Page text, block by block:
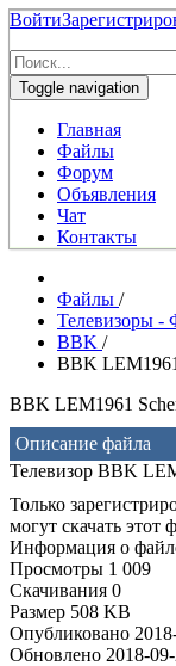
Войти
Toggle navigation
Главная
Файлы
Форум
Объявления
Чат
Контакты
Файлы /
Телевизоры -
BBK /
BBK
BBK LEM1961
Описание файла
Телевизор BBK
Только
могут скачать этот
Информация о
Просмотры 1 009
Скачивания 0
Размер 508 KB
Опубликовано
Обновлено 2018-